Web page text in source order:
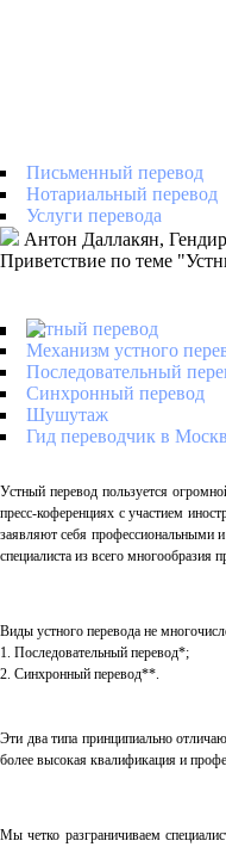
Письменный перевод
Нотариальный перевод
Услуги перевода
Антон Даллакян,
Приветствие по теме
Устный перевод
Механизм устного
Последовательный
Синхронный перевод
Шушутаж
Гид переводчик в
Устный перевод пользуется
пресс-коференциях с участием
заявляют себя профессиональными
специалиста из всего
Виды устного перевода не
1. Последовательный перевод*;
2. Синхронный перевод**.
Эти два типа принципиально
более высокая квалификация и
Мы четко разграничиваем